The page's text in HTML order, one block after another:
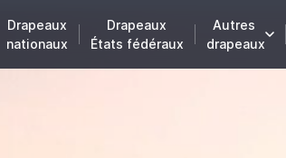
Drapeaux
nationaux
Drapeaux
États fédéraux
Autres
drapeaux